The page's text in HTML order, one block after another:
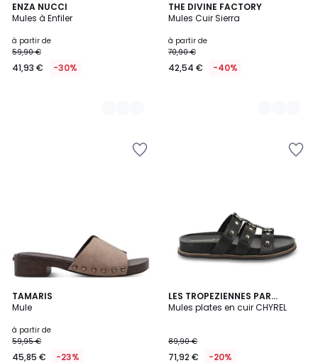
ENZA NUCCI
Mules à Enfiler
à partir de
59,90 €
41,93 € -30%
3
Couleurs
THE DIVINE FACTORY
Mules Cuir Sierra
à partir de
70,90 €
42,54 € -40%
7
Couleurs
TAMARIS
Mule
à partir de
59,95 €
45,85 € -23%
5
/
3
Couleurs
LES TROPEZIENNES PAR
M.BELARBI
Mules plates en cuir CHYREL
89,90 €
71,92 € -20%
2
Couleurs